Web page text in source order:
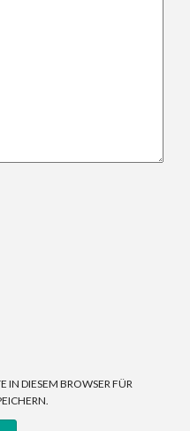
IN DIESEM BROWSER FÜR